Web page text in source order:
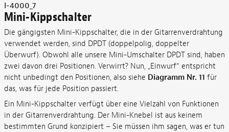
I-4000_7
Mini-Kippschalter
Die gängigsten Mini-Kippschalter, die in der Gitarrenverdrahtung
verwendet werden, sind DPDT (doppelpolig, doppelter
Überwurf). Obwohl alle unsere Mini-Umschalter DPDT sind, haben
zwei davon drei Positionen. Verwirrt? Nun, „Einwurf“ entspricht
nicht unbedingt den Positionen, also siehe Diagramm Nr. 11 für
das, was für jede Position passiert.
Ein Mini-Kippschalter verfügt über eine Vielzahl von Funktionen
in der Gitarrenverdrahtung. Der Mini-Knebel ist aus keinem
bestimmten Grund konzipiert – Sie müssen ihm sagen, was er tun